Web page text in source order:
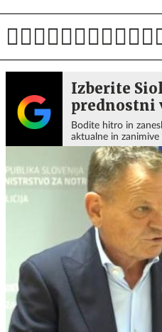
Izberite
prednostni
Bodite hitro in
aktualne in zanimive